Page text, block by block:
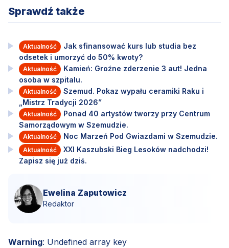
Sprawdź także
Aktualność
Jak sfinansować kurs lub studia bez
odsetek i umorzyć do 50% kwoty?
Aktualność
Kamień: Groźne zderzenie 3 aut! Jedna
osoba w szpitalu.
Aktualność
Szemud. Pokaz wypału ceramiki Raku i
„Mistrz Tradycji 2026”
Aktualność
Ponad 40 artystów tworzy przy Centrum
Samorządowym w Szemudzie.
Aktualność Noc Marzeń Pod Gwiazdami w Szemudzie.
Aktualność
XXI Kaszubski Bieg Lesoków nadchodzi!
Zapisz się już dziś.
Ewelina Zaputowicz
Redaktor
Warning: Undefined array key